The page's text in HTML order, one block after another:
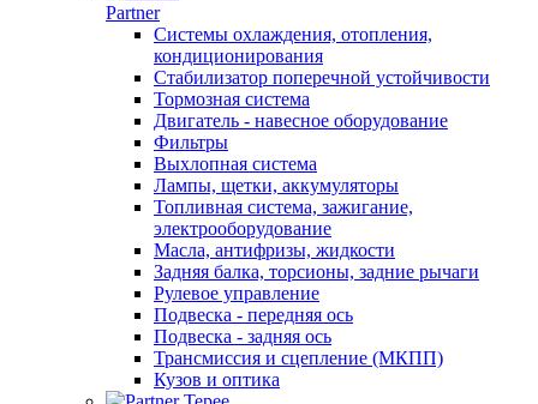
Partner
Системы охлаждения, отопления,
кондиционирования
Стабилизатор поперечной устойчивости
Тормозная система
Двигатель - навесное оборудование
Фильтры
Выхлопная система
Лампы, щетки, аккумуляторы
Топливная система, зажигание,
электрооборудование
Масла, антифризы, жидкости
Задняя балка, торсионы, задние рычаги
Рулевое управление
Подвеска - передняя ось
Подвеска - задняя ось
Трансмиссия и сцепление (МКПП)
Кузов и оптика